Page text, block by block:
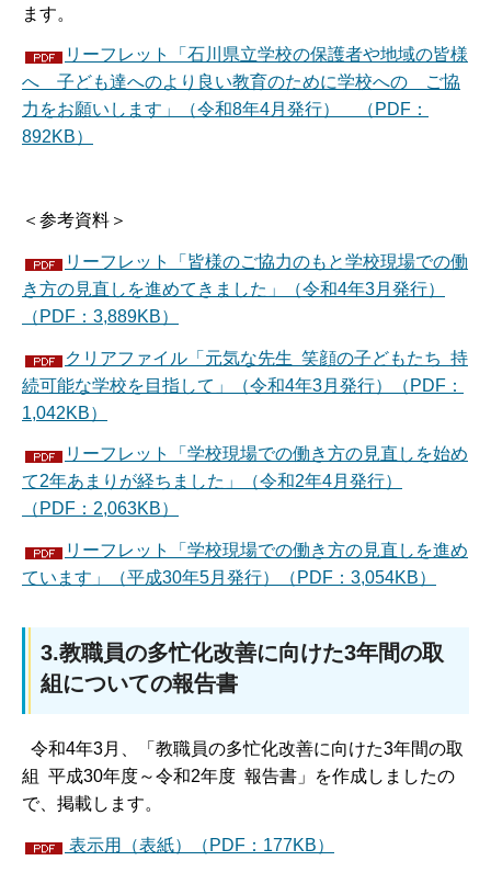
ます。
リーフレット「石川県立学校の保護者や地域の皆様
へ 子ども達へのより良い教育のために学校への ご協
力をお願いします」（令和8年4月発行） （PDF：
892KB）
＜参考資料＞
リーフレット「皆様のご協力のもと学校現場での働
き方の見直しを進めてきました」（令和4年3月発行）
（PDF：3,889KB）
クリアファイル「元気な先生 笑顔の子どもたち 持
続可能な学校を目指して」（令和4年3月発行）（PDF：
1,042KB）
リーフレット「学校現場での働き方の見直しを始め
て2年あまりが経ちました」（令和2年4月発行）
（PDF：2,063KB）
リーフレット「学校現場での働き方の見直しを進め
ています」（平成30年5月発行）（PDF：3,054KB）
3.教職員の多忙化改善に向けた3年間の取
組についての報告書
令和4年3月、「教職員の多忙化改善に向けた3年間の取
組 平成30年度～令和2年度 報告書」を作成しましたの
で、掲載します。
表示用（表紙）（PDF：177KB）